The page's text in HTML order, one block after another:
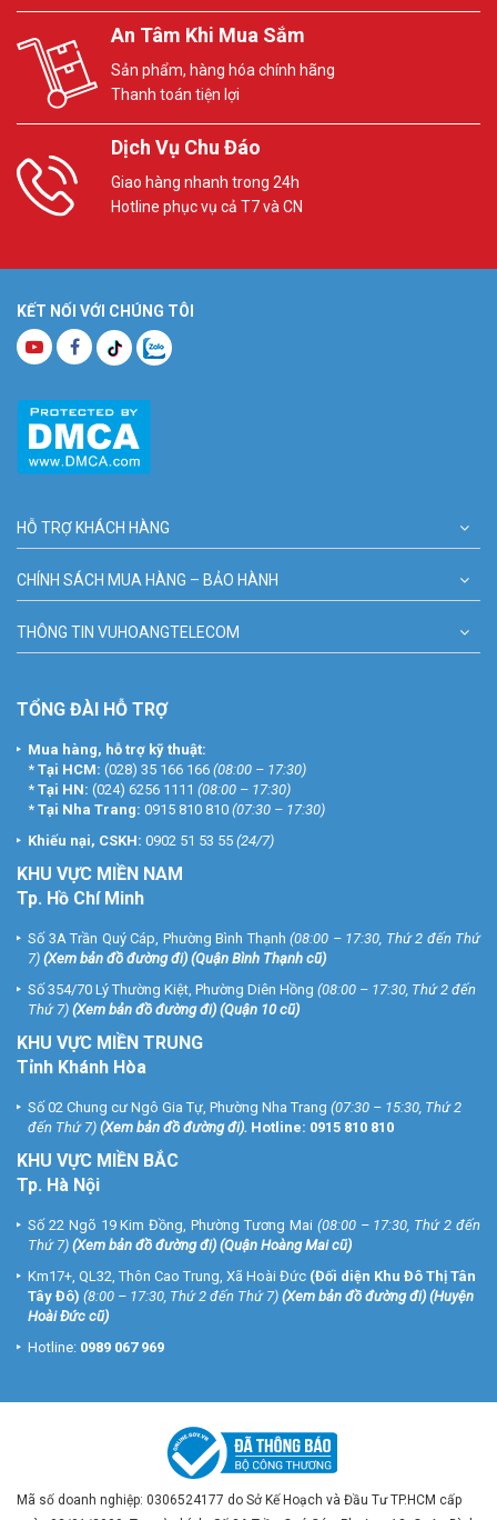
An Tâm Khi Mua Sắm
Sản phẩm, hàng hóa chính hãng
Thanh toán tiện lợi
Dịch Vụ Chu Đáo
Giao hàng nhanh trong 24h
Hotline phục vụ cả T7 và CN
KẾT NỐI VỚI CHÚNG TÔI
HỖ TRỢ KHÁCH HÀNG
CHÍNH SÁCH MUA HÀNG – BẢO HÀNH
THÔNG TIN VUHOANGTELECOM
TỔNG ĐÀI HỖ TRỢ
Mua hàng, hỗ trợ kỹ thuật:
* Tại HCM: (028) 35 166 166 (08:00 – 17:30)
* Tại HN: (024) 6256 1111 (08:00 – 17:30)
* Tại Nha Trang: 0915 810 810 (07:30 – 17:30)
Khiếu nại, CSKH: 0902 51 53 55 (24/7)
KHU VỰC MIỀN NAM
Tp. Hồ Chí Minh
Số 3A Trần Quý Cáp, Phường Bình Thạnh (08:00 – 17:30, Thứ 2 đến Thứ
7) (Xem bản đồ đường đi) (Quận Bình Thạnh cũ)
Số 354/70 Lý Thường Kiệt, Phường Diên Hồng (08:00 – 17:30, Thứ 2 đến
Thứ 7) (Xem bản đồ đường đi) (Quận 10 cũ)
KHU VỰC MIỀN TRUNG
Tỉnh Khánh Hòa
Số 02 Chung cư Ngô Gia Tự, Phường Nha Trang (07:30 – 15:30, Thứ 2
đến Thứ 7) (Xem bản đồ đường đi). Hotline: 0915 810 810
KHU VỰC MIỀN BẮC
Tp. Hà Nội
Số 22 Ngõ 19 Kim Đồng, Phường Tương Mai (08:00 – 17:30, Thứ 2 đến
Thứ 7) (Xem bản đồ đường đi) (Quận Hoàng Mai cũ)
Km17+, QL32, Thôn Cao Trung, Xã Hoài Đức (Đối diện Khu Đô Thị Tân
Tây Đô) (8:00 – 17:30, Thứ 2 đến Thứ 7) (Xem bản đồ đường đi) (Huyện
Hoài Đức cũ)
Hotline: 0989 067 969
Mã số doanh nghiệp: 0306524177 do Sở Kế Hoạch và Đầu Tư TP.HCM cấp